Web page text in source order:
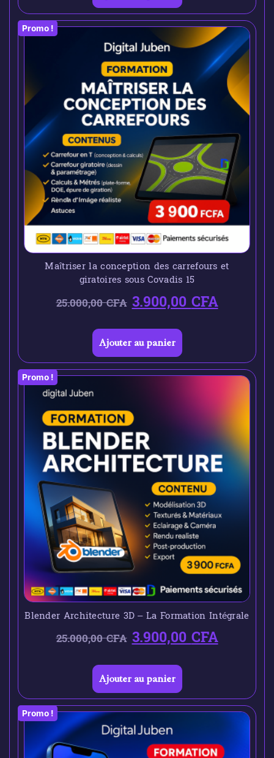
Promo !
Maîtriser la conception des carrefours et
giratoires sous Covadis 15
25.000,00CFA 3.900,00CFA
Ajouter au panier
Promo !
Blender Architecture 3D – La Formation Intégrale
25.000,00CFA 3.900,00CFA
Ajouter au panier
Promo !